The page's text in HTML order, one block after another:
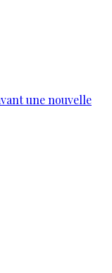
une nouvelle